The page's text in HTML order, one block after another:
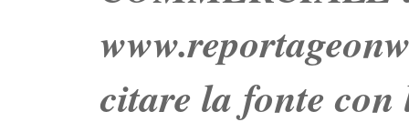
citare la fonte